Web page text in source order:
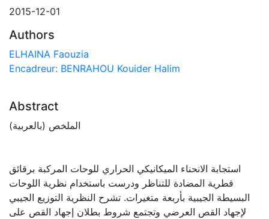
2015-12-01
Authors
ELHAINA Faouzia
Encadreur: BENRAHOU Kouider Halim
Abstract
الملخص (بالعربية)
استجابة الانحناء الميكانيكي الحراري للوحات المركبة برقائق
قطرية المضادة للتناظر ودرست باستخدام نظرية اللوحات
البسيطة الجيبية بأربعة متغيرات. تشرح النظرية التوزيع الجيبي
لإجهاد القص العرضي وتجتمع شروط بطلان إجهاد القص على